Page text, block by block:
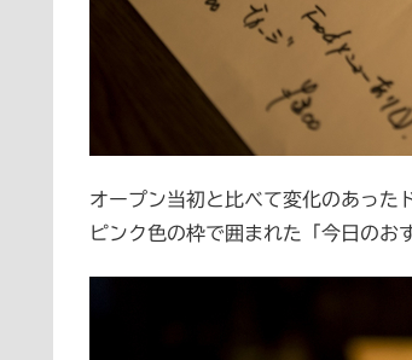
オープン当初と比べて変化のあった
ピンク色の枠で囲まれた「今日のお